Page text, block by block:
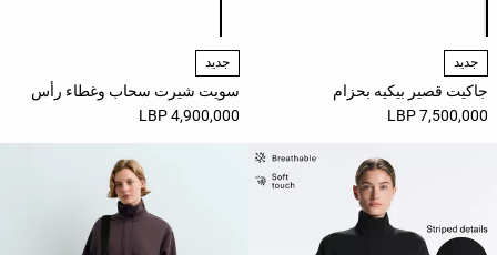
جديد
جاكيت قصير بيكيه بحزام
7,500,000 LBP
جديد
سويت شيرت سحاب وغطاء رأس
4,900,000 LBP